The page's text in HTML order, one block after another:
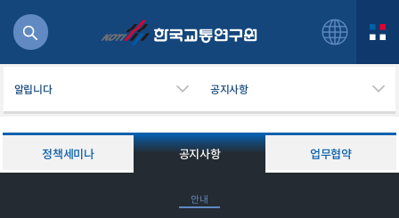
알립니다 공지사항
정책세미나 공지사항 업무협약
안내